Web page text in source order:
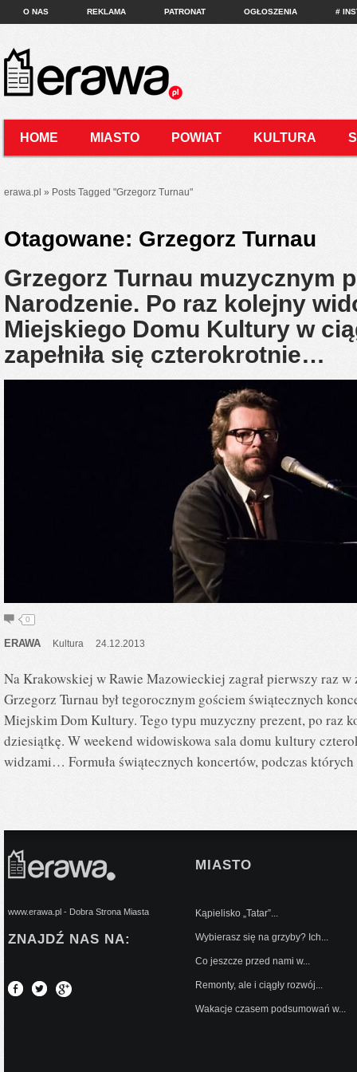
O NAS REKLAMA PATRONAT OGŁOSZENIA #
HOME MIASTO POWIAT KULTURA
erawa.pl » Posts Tagged "Grzegorz Turnau"
Otagowane: Grzegorz Turnau
Grzegorz Turnau muzycznym
Narodzenie. Po raz kolejny
Miejskiego Domu Kultury w
zapełniła się czterokrotnie…
0
ERAWA Kultura 24.12.2013
Na Krakowskiej w Rawie Mazowieckiej zagrał pierwszy raz
Grzegorz Turnau był tegorocznym gościem świątecznych
Miejskim Dom Kultury. Tego typu muzyczny prezent, po raz
dziesiątkę. W weekend widowiskowa sala domu kultury
widzami… Formuła świątecznych koncertów, podczas
www.erawa.pl - Dobra Strona Miasta
ZNAJDŹ NAS NA:
MIASTO
Kąpielisko „Tatar”...
Wybierasz się na grzyby? Ich...
Co jeszcze przed nami w...
Remonty, ale i ciągły rozwój...
Wakacje czasem podsumowań w...